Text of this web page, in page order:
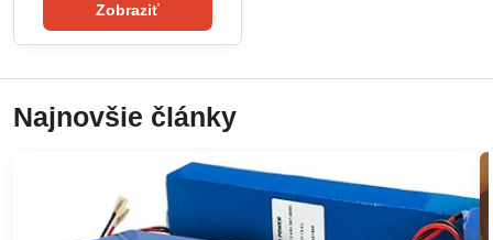
Zobraziť
Najnovšie články